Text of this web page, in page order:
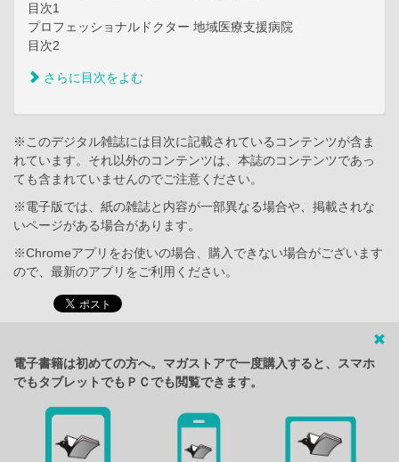
目次1
プロフェッショナルドクター 地域医療支援病院
目次2
さらに目次をよむ
※このデジタル雑誌には目次に記載されているコンテンツが含ま
れています。それ以外のコンテンツは、本誌のコンテンツであっ
ても含まれていませんのでご注意ください。
※電子版では、紙の雑誌と内容が一部異なる場合や、掲載されな
いページがある場合があります。
※Chromeアプリをお使いの場合、購入できない場合がございます
ので、最新のアプリをご利用ください。
電子書籍は初めての方へ。マガストアで一度購入すると、スマホ
でもタブレットでもＰＣでも閲覧できます。